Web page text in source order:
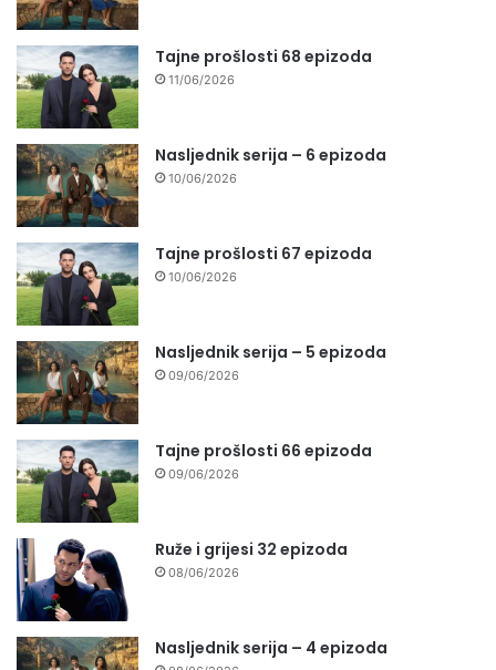
Tajne prošlosti 68 epizoda
11/06/2026
Nasljednik serija – 6 epizoda
10/06/2026
Tajne prošlosti 67 epizoda
10/06/2026
Nasljednik serija – 5 epizoda
09/06/2026
Tajne prošlosti 66 epizoda
09/06/2026
Ruže i grijesi 32 epizoda
08/06/2026
Nasljednik serija – 4 epizoda